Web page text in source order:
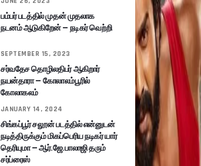
பம்பர் படத்தில் முதன் முதலாக
நடனம் ஆடுகிறேன் – நடிகர் வெற்றி
SEPTEMBER 15, 2023
சர்வதேச தொழிலதிபர் ஆகிறார்
நயன்தாரா – கோலாலம்பூரில்
கோலாகலம்
JANUARY 14, 2024
சிங்கப்பூர் சலூன் படத்தில் என்னுடன்
நடித்திருக்கும் மிகப்பெரிய நடிகர் யார்
தெரியுமா – ஆர்.ஜே.பாலாஜி தரும்
சர்ப்ரைஸ்